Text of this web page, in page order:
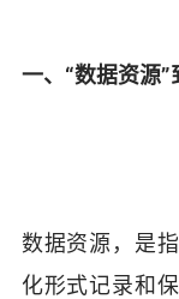
一、“数据资源”
数据资源，是
化形式记录和